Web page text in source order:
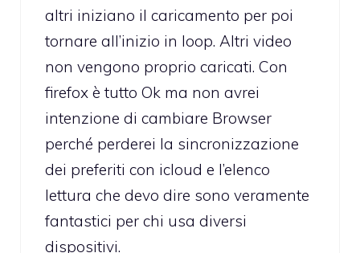
altri iniziano il caricamento per poi
tornare all’inizio in loop. Altri video
non vengono proprio caricati. Con
firefox è tutto Ok ma non avrei
intenzione di cambiare Browser
perché perderei la sincronizzazione
dei preferiti con icloud e l’elenco
lettura che devo dire sono veramente
fantastici per chi usa diversi
dispositivi.